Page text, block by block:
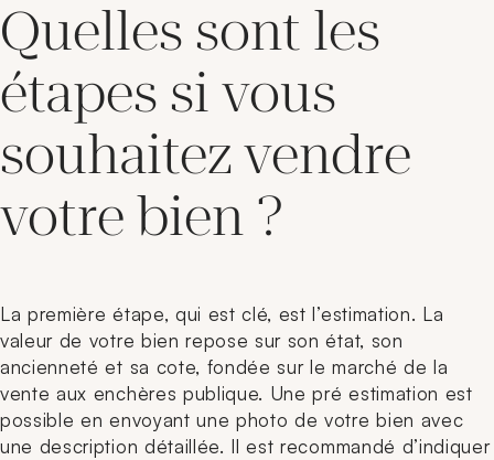
Quelles sont les
étapes si vous
souhaitez vendre
votre bien ?
La première étape, qui est clé, est l’estimation. La
valeur de votre bien repose sur son état, son
ancienneté et sa cote, fondée sur le marché de la
vente aux enchères publique. Une pré estimation est
possible en envoyant une photo de votre bien avec
une description détaillée. Il est recommandé d’indiquer